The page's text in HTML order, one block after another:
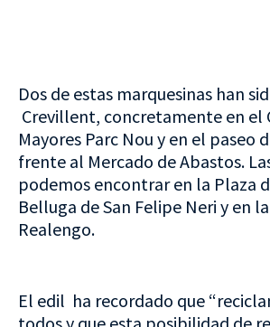
Dos de estas marquesinas han
Crevillent, concretamente en el
Mayores Parc Nou y en el paseo
frente al Mercado de Abastos.
podemos encontrar en la Plaza
Belluga de San Felipe Neri y en
Realengo.
El edil ha recordado que